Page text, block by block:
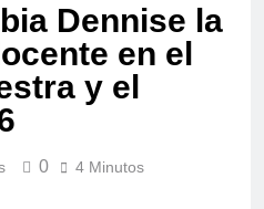
Dennise la
en el
y el
0 4 Minutos